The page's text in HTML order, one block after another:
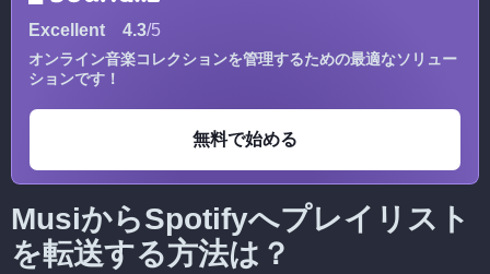
Excellent 4.3/5
オンライン音楽コレクションを管理するための最適なソリュー
ションです！
無料で始める
MusiからSpotifyへプレイリスト
を転送する方法は？